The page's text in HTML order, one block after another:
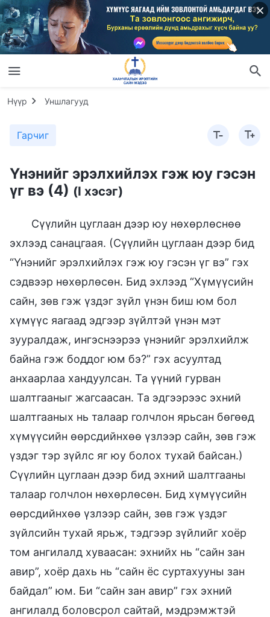
Нүүр Уншлагууд
Гарчиг
Үнэнийг эрэлхийлэх гэж юу гэсэн
үг вэ (4) (I хэсэг)
Сүүлийн цуглаан дээр юу нөхөрлөснөө
эхлээд санацгаая. (Сүүлийн цуглаан дээр бид
“Үнэнийг эрэлхийлэх гэж юу гэсэн үг вэ” гэх
сэдвээр нөхөрлөсөн. Бид эхлээд “Хүмүүсийн
сайн, зөв гэж үздэг зүйл үнэн биш юм бол
хүмүүс яагаад эдгээр зүйлтэй үнэн мэт
зууралдаж, ингэснээрээ үнэнийг эрэлхийлж
байна гэж боддог юм бэ?” гэх асуултад
анхаарлаа хандуулсан. Та үүний гурван
шалтгааныг жагсаасан. Та эдгээрээс эхний
шалтгааных нь талаар голчлон ярьсан бөгөөд
хүмүүсийн өөрсдийнхөө үзлээр сайн, зөв гэж
үздэг тэр зүйлс яг юу болох тухай байсан.)
Сүүлийн цуглаан дээр бид эхний шалтгааны
талаар голчлон нөхөрлөсөн. Бид хүмүүсийн
өөрсдийнхөө үзлээр сайн, зөв гэж үздэг
зүйлсийн тухай ярьж, тэдгээр зүйлийг хоёр
том ангилалд хуваасан: эхнийх нь “сайн зан
авир”, хоёр дахь нь “сайн ёс суртахууны зан
байдал” юм. Би “сайн зан авир” гэх эхний
ангилалд боловсрол сайтай, мэдрэмжтэй